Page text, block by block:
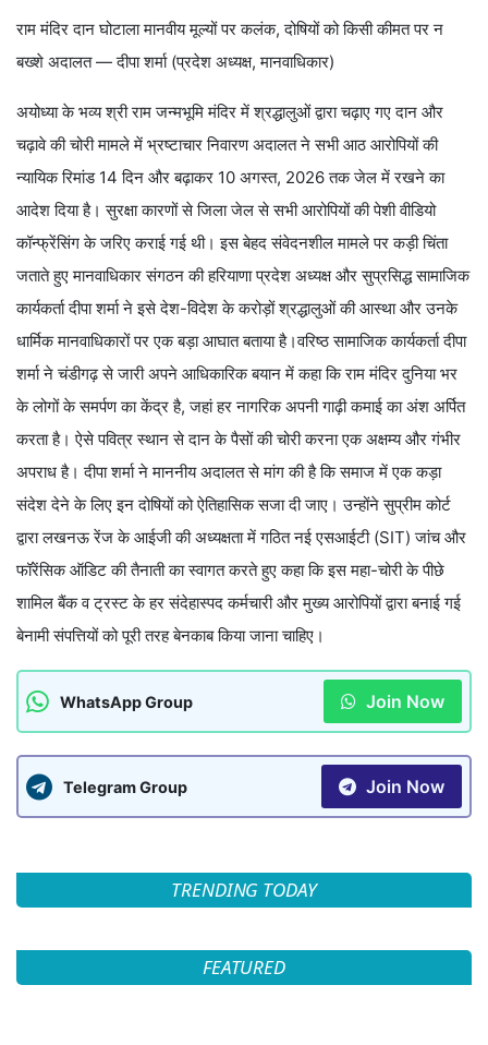
राम मंदिर दान घोटाला मानवीय मूल्यों पर कलंक, दोषियों को किसी कीमत पर न
बख्शे अदालत — दीपा शर्मा (प्रदेश अध्यक्ष, मानवाधिकार)
अयोध्या के भव्य श्री राम जन्मभूमि मंदिर में श्रद्धालुओं द्वारा चढ़ाए गए दान और
चढ़ावे की चोरी मामले में भ्रष्टाचार निवारण अदालत ने सभी आठ आरोपियों की
न्यायिक रिमांड 14 दिन और बढ़ाकर 10 अगस्त, 2026 तक जेल में रखने का
आदेश दिया है। सुरक्षा कारणों से जिला जेल से सभी आरोपियों की पेशी वीडियो
कॉन्फ्रेंसिंग के जरिए कराई गई थी। इस बेहद संवेदनशील मामले पर कड़ी चिंता
जताते हुए मानवाधिकार संगठन की हरियाणा प्रदेश अध्यक्ष और सुप्रसिद्ध सामाजिक
कार्यकर्ता दीपा शर्मा ने इसे देश-विदेश के करोड़ों श्रद्धालुओं की आस्था और उनके
धार्मिक मानवाधिकारों पर एक बड़ा आघात बताया है।वरिष्ठ सामाजिक कार्यकर्ता दीपा
शर्मा ने चंडीगढ़ से जारी अपने आधिकारिक बयान में कहा कि राम मंदिर दुनिया भर
के लोगों के समर्पण का केंद्र है, जहां हर नागरिक अपनी गाढ़ी कमाई का अंश अर्पित
करता है। ऐसे पवित्र स्थान से दान के पैसों की चोरी करना एक अक्षम्य और गंभीर
अपराध है। दीपा शर्मा ने माननीय अदालत से मांग की है कि समाज में एक कड़ा
संदेश देने के लिए इन दोषियों को ऐतिहासिक सजा दी जाए। उन्होंने सुप्रीम कोर्ट
द्वारा लखनऊ रेंज के आईजी की अध्यक्षता में गठित नई एसआईटी (SIT) जांच और
फॉरेंसिक ऑडिट की तैनाती का स्वागत करते हुए कहा कि इस महा-चोरी के पीछे
शामिल बैंक व ट्रस्ट के हर संदेहास्पद कर्मचारी और मुख्य आरोपियों द्वारा बनाई गई
बेनामी संपत्तियों को पूरी तरह बेनकाब किया जाना चाहिए।
WhatsApp Group Join Now
Telegram Group Join Now
TRENDING TODAY
FEATURED